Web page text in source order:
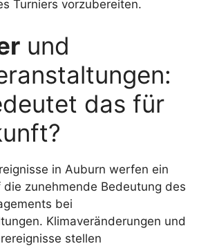
Turniers vorzubereiten.
und
das für
in Auburn werfen ein
die zunehmende Bedeutung des
bei
Klimaveränderungen und
stellen